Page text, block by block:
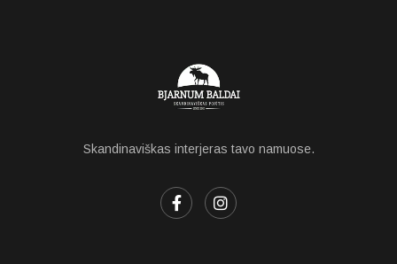
Skandinaviškas interjeras tavo namuose.